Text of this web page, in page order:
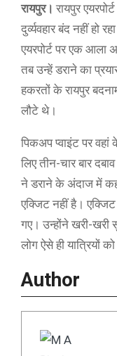
रायपुर। रायपुर
दुर्व्यवहार बंद नहीं हो
एयरपोर्ट पर एक आला
तब उन्हें डराने का
हकरतों के रायपुर
लौटे थे।
पिकअप प्वाइंट पर
लिए तीन-चार बार
ने डराने के अंदाज में
एक्जिट नहीं है।
गए। उन्होंने खरी-
लोग ऐसे ही यात्रियों
Author